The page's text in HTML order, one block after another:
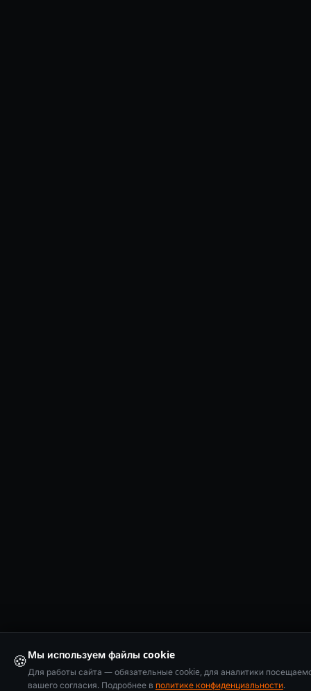
🍪Мы используем файлы cookie
Для работы сайта — обязательные cookie, для аналитики
вашего согласия. Подробнее в политике конфиденциальности.